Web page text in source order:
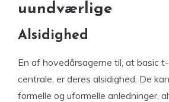
uundværlige
Alsidighed
En af hovedårsagerne til, at basic
centrale, er deres alsidighed. De
formelle og uformelle anledninger,